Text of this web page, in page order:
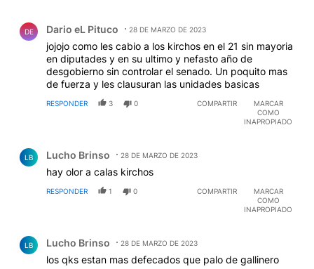
DE Dario eL Pituco 28 DE MARZO DE 2023
jojojo como les cabio a los kirchos en el 21 sin mayoria
en diputades y en su ultimo y nefasto año de
desgobierno sin controlar el senado. Un poquito mas
de fuerza y les clausuran las unidades basicas
RESPONDER 3 0 COMPARTIR
MARCAR
COMO
INAPROPIADO
LB Lucho Brinso 28 DE MARZO DE 2023
hay olor a calas kirchos
RESPONDER 1 0 COMPARTIR
MARCAR
COMO
INAPROPIADO
LB Lucho Brinso 28 DE MARZO DE 2023
los qks estan mas defecados que palo de gallinero